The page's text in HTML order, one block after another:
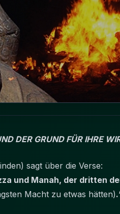
DER GRUND FÜR IHRE
sagt über die Verse:
und Manah, der dritten
Macht zu etwas hätten)